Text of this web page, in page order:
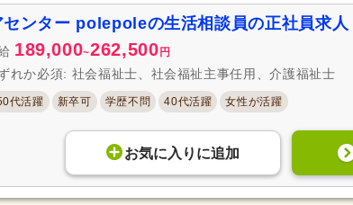
企業年金(109) 昇給あり(777)
退職金あり (430) 日・祝給与アップ (16)
通勤手当(676)
扶養控除内考慮あり(52) 扶養手当
正社員登用あり 副業可 (59)
駅近(215) 自動車通勤可
バイク通勤可(166)
センター polepoleの生活相談員の正社員求人
189,000~262,500 円
れか必須: 社会福祉士、社会福祉主事任用、介護福祉士
代活躍 新卒可 学歴不問 40代活躍 女性が活躍
お気に入り に追加